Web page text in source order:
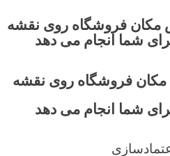
مکان فروشگاه روی نقشه
شما انجام می دهد